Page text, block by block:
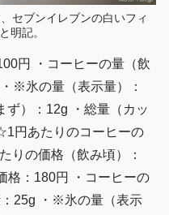
セブンイレブンの白いフィ
明記。
円 ・コーヒーの量（飲
※氷の量（表示量）：
ず）：12g ・総量（カッ
円あたりのコーヒーの
りの価格（飲み頃）：
：180円 ・コーヒーの
25g ・※氷の量（表示